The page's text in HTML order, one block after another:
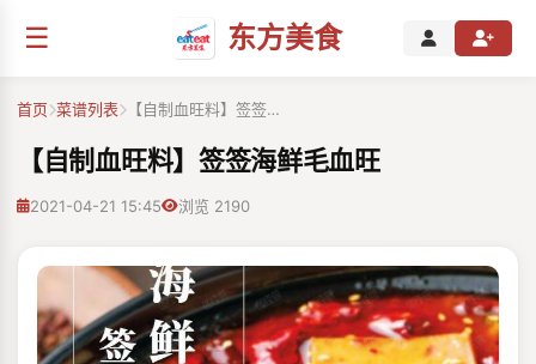
☰ 东方美食
首页 菜谱列表 【自制血旺料】签签…
【自制血旺料】签签海鲜毛血旺
2021-04-21 15:45 浏览 2190